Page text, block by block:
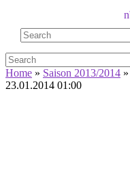
Home » Saison 2013/2014 »
23.01.2014 01:00